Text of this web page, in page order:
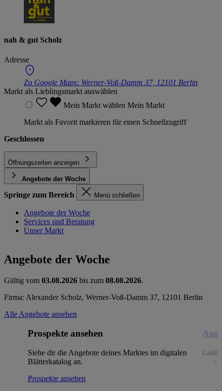
nah & gut Scholz
Adresse
Zu Google Maps: Werner-Voß-Damm 37, 12101 Berlin
Markt als Lieblingsmarkt auswählen
Mein Markt wählen Mein Markt
Markt als Favorit markieren für einen Schnellzugriff
Geschlossen
Öffnungszeiten anzeigen
Angebote der Woche
Springe zum Bereich Menü schließen
Angebote der Woche
Services und Beratung
Unser Markt
Angebote der Woche
Gültig vom 03.08.2026 bis zum 08.08.2026.
Firma: Alexander Scholz, Werner-Voß-Damm 37, 12101 Berlin
Alle Angebote ansehen
Prospekte ansehen
Siehe dir die Angebote deines Marktes im digitalen
Blätterkatalog an.
Prospekte ansehen